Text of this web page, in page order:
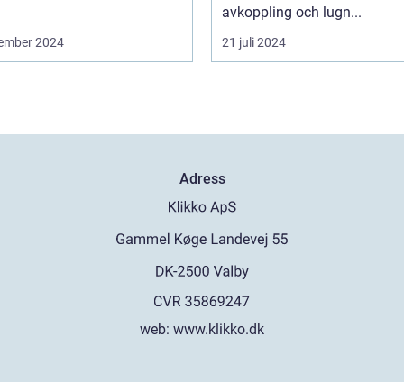
2024
avkoppling och lugn...
21 juli 2024
Adress
web: www.klikko.dk